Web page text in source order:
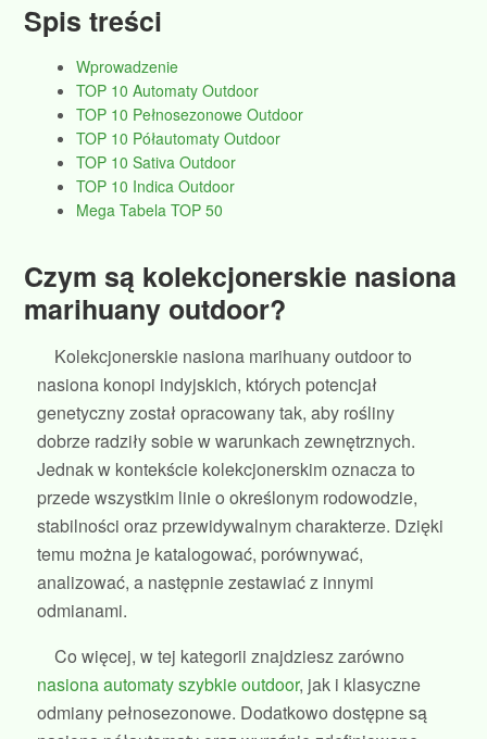
Spis treści
Wprowadzenie
TOP 10 Automaty Outdoor
TOP 10 Pełnosezonowe Outdoor
TOP 10 Półautomaty Outdoor
TOP 10 Sativa Outdoor
TOP 10 Indica Outdoor
Mega Tabela TOP 50
Czym są kolekcjonerskie nasiona
marihuany outdoor?
Kolekcjonerskie nasiona marihuany outdoor to
nasiona konopi indyjskich, których potencjał
genetyczny został opracowany tak, aby rośliny
dobrze radziły sobie w warunkach zewnętrznych.
Jednak w kontekście kolekcjonerskim oznacza to
przede wszystkim linie o określonym rodowodzie,
stabilności oraz przewidywalnym charakterze. Dzięki
temu można je katalogować, porównywać,
analizować, a następnie zestawiać z innymi
odmianami.
Co więcej, w tej kategorii znajdziesz zarówno
nasiona automaty szybkie outdoor, jak i klasyczne
odmiany pełnosezonowe. Dodatkowo dostępne są